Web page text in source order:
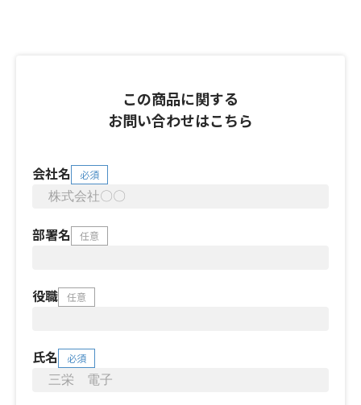
この商品に関する
お問い合わせはこちら
会社名 必須
部署名 任意
役職 任意
氏名 必須